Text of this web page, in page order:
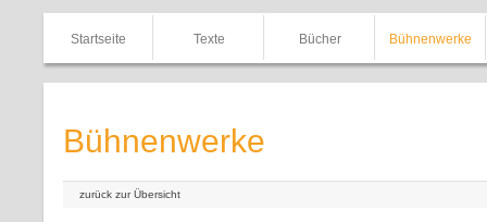
Startseite Texte Bücher Bühnenwerke
Bühnenwerke
zurück zur Übersicht